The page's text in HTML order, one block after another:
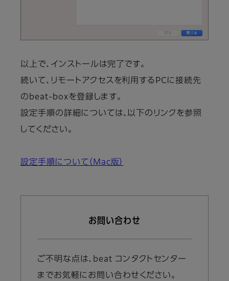
以上で、インストールは完了です。
続いて、リモートアクセスを利用するPCに接続先
のbeat-boxを登録します。
設定手順の詳細については、以下のリンクを参照
してください。
設定手順について（Mac版）
お問い合わせ
ご不明な点は、beat コンタクトセンター
までお気軽にお問い合わせください。